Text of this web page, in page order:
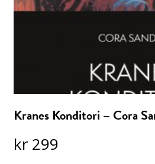
Kranes Konditori – Cora
kr 299